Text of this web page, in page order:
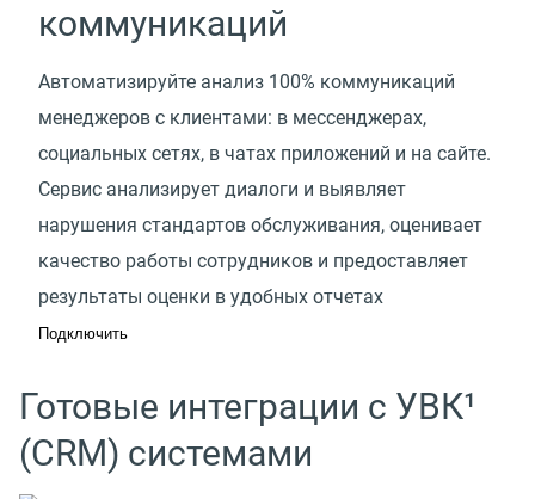
коммуникаций
Автоматизируйте анализ 100% коммуникаций
менеджеров с клиентами: в мессенджерах,
социальных сетях, в чатах приложений и на сайте.
Сервис анализирует диалоги и выявляет
нарушения стандартов обслуживания, оценивает
качество работы сотрудников и предоставляет
результаты оценки в удобных отчетах
Подключить
Готовые интеграции с УВК¹
(CRM) системами